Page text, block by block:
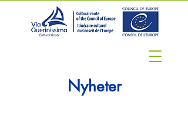
Nyheter